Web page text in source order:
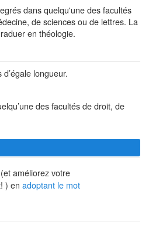
dans quelqu'une des facultés
de sciences ou de lettres. La
en théologie.
longueur.
des facultés de droit, de
améliorez votre
) en adoptant le mot